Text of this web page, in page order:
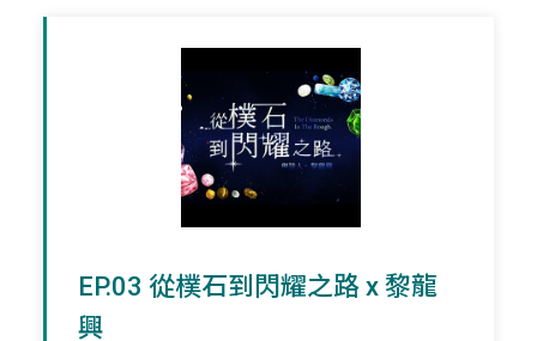
EP.03 從樸石到閃耀之路 x 黎龍
興